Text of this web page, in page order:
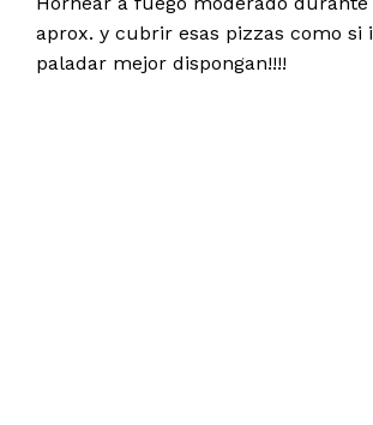
aprox. y cubrir esas pizzas como si
paladar mejor dispongan!!!!